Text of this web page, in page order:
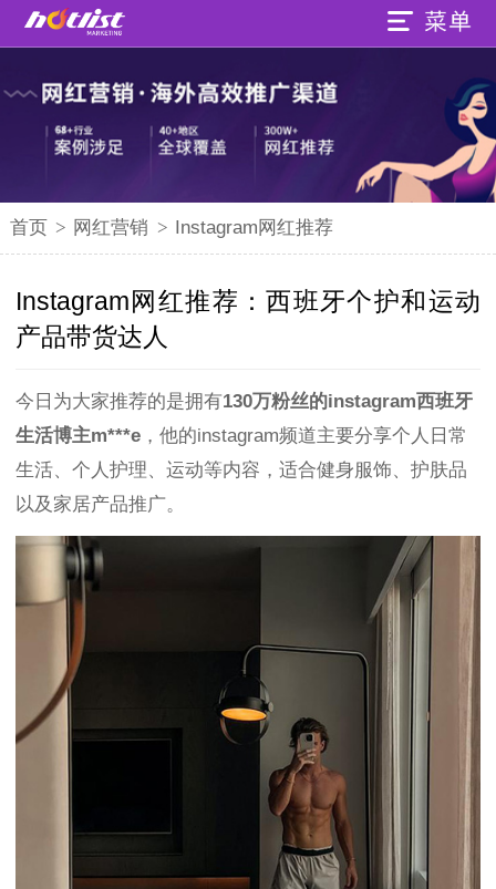
首页 > 网红营销 > Instagram网红推荐
Instagram网红推荐：西班牙个护和运动
产品带货达人
今日为大家推荐的是拥有130万粉丝的instagram西班牙
生活博主m***e ，他的instagram频道主要分享个人日常
生活、个人护理、运动等内容，适合健身服饰、护肤品
以及家居产品推广。